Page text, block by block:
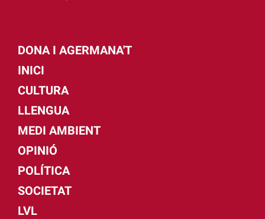
DONA I AGERMANA'T
INICI
CULTURA
LLENGUA
MEDI AMBIENT
OPINIÓ
POLÍTICA
SOCIETAT
LVL